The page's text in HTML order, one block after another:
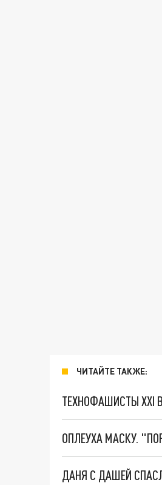
ЧИТАЙТЕ ТАКЖЕ:
ТЕХНОФАШИСТЫ XXI
ОПЛЕУХА МАСКУ.
ДАНЯ С ДАШЕЙ